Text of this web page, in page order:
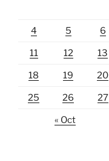
4 5 6
11 12 13
18 19 20
25 26 27
« Oct